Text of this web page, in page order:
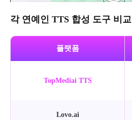
각 연예인 TTS 합성 도구 비교
플랫폼
TopMediai TTS
Lovo.ai